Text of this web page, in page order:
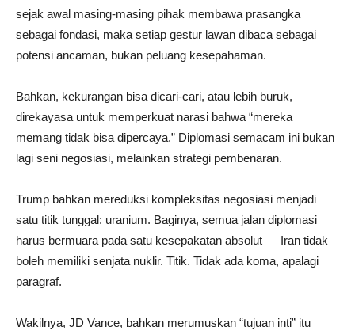
sejak awal masing-masing pihak membawa prasangka
sebagai fondasi, maka setiap gestur lawan dibaca sebagai
potensi ancaman, bukan peluang kesepahaman.
Bahkan, kekurangan bisa dicari-cari, atau lebih buruk,
direkayasa untuk memperkuat narasi bahwa “mereka
memang tidak bisa dipercaya.” Diplomasi semacam ini bukan
lagi seni negosiasi, melainkan strategi pembenaran.
Trump bahkan mereduksi kompleksitas negosiasi menjadi
satu titik tunggal: uranium. Baginya, semua jalan diplomasi
harus bermuara pada satu kesepakatan absolut — Iran tidak
boleh memiliki senjata nuklir. Titik. Tidak ada koma, apalagi
paragraf.
Wakilnya, JD Vance, bahkan merumuskan “tujuan inti” itu